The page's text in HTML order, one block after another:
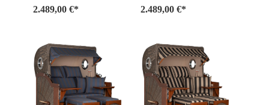
2.489,00 €* 2.489,00 €*